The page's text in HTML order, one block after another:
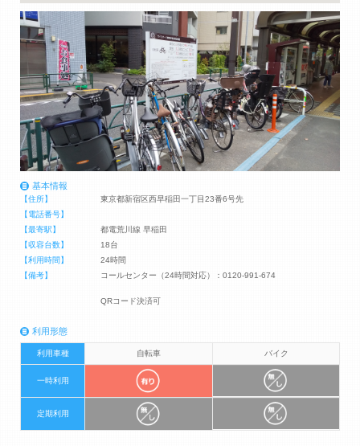
基本情報
【住所】
東京都新宿区西早稲田一丁目23番6号先
【電話番号】
【最寄駅】
都電荒川線 早稲田
【収容台数】
18台
【利用時間】
24時間
【備考】
コールセンター（24時間対応）：0120-991-674
QRコード決済可
利用形態
利用車種 自転車 バイク
一時利用
定期利用